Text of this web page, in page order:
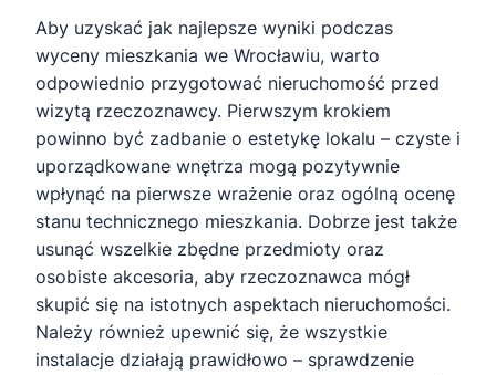
Aby uzyskać jak najlepsze wyniki podczas
wyceny mieszkania we Wrocławiu, warto
odpowiednio przygotować nieruchomość przed
wizytą rzeczoznawcy. Pierwszym krokiem
powinno być zadbanie o estetykę lokalu – czyste i
uporządkowane wnętrza mogą pozytywnie
wpłynąć na pierwsze wrażenie oraz ogólną ocenę
stanu technicznego mieszkania. Dobrze jest także
usunąć wszelkie zbędne przedmioty oraz
osobiste akcesoria, aby rzeczoznawca mógł
skupić się na istotnych aspektach nieruchomości.
Należy również upewnić się, że wszystkie
instalacje działają prawidłowo – sprawdzenie